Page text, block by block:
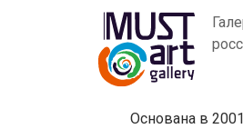
Основана в